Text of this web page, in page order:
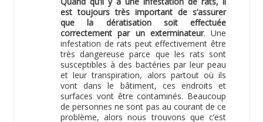
est toujours très important de s’assurer
que la dératisation soit effectuée
correctement par un exterminateur. Une
infestation de rats peut effectivement être
très dangereuse parce que les rats sont
susceptibles à des bactéries par leur peau
et leur transpiration, alors partout où ils
vont dans le bâtiment, ces endroits et
surfaces vont être contaminés. Beaucoup
de personnes ne sont pas au courant de ce
problème, alors nous trouvons que c’est